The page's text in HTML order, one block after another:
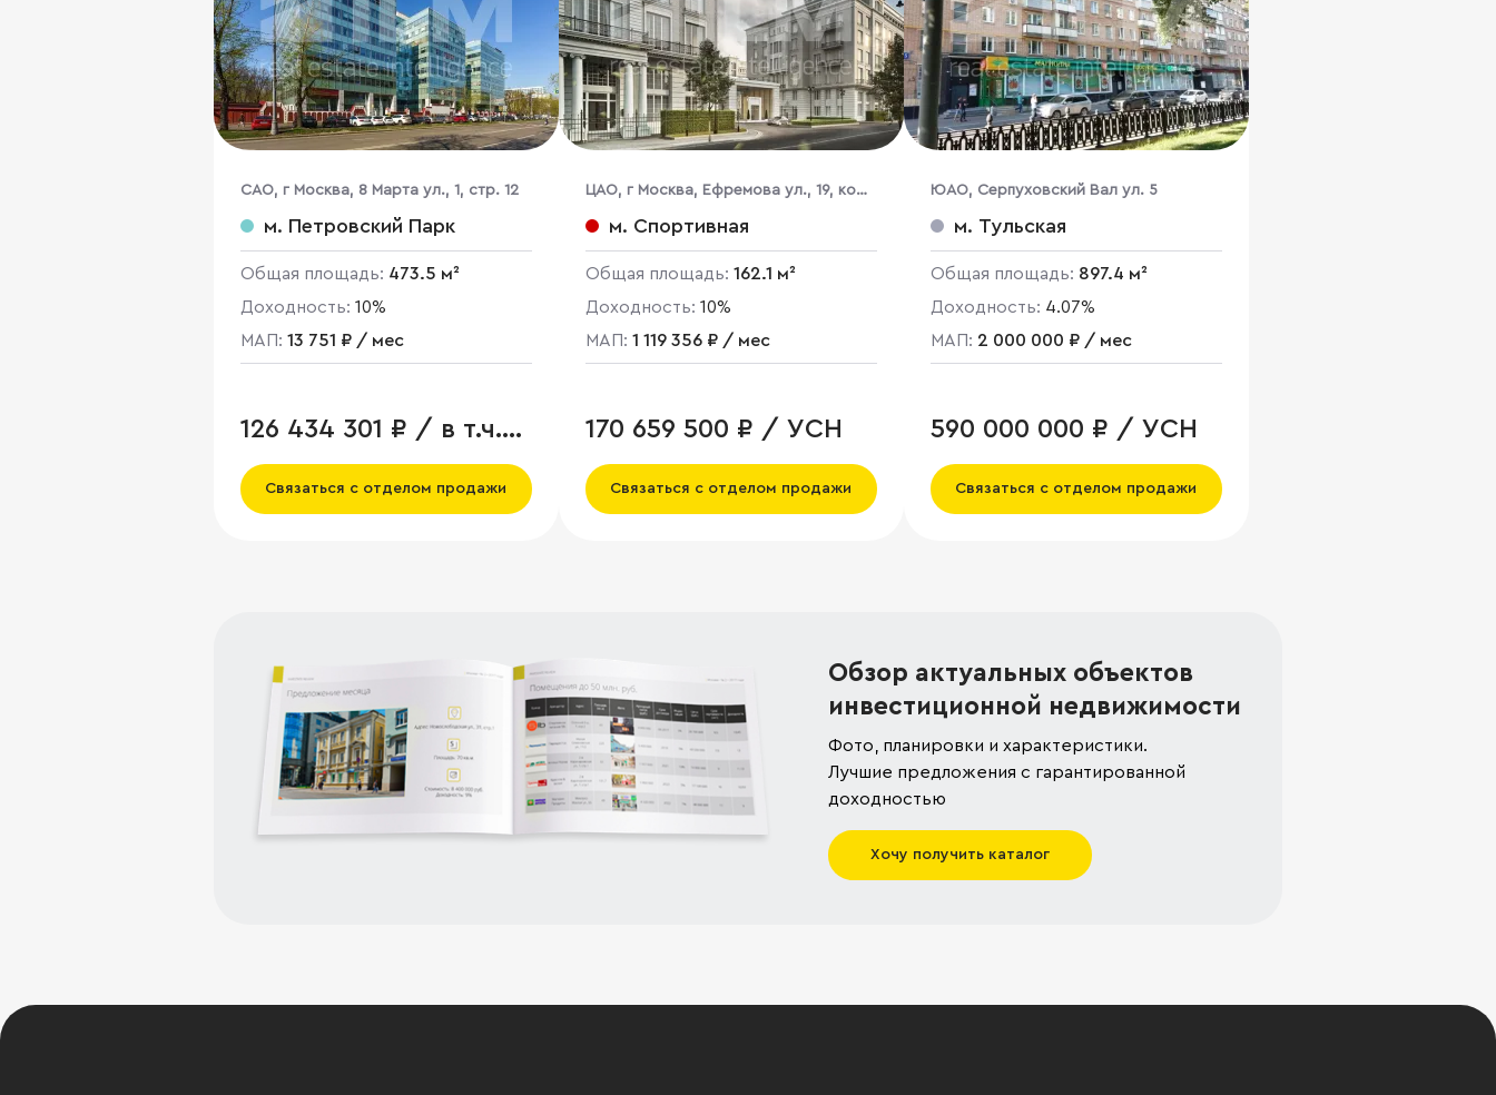
CАО, г Москва, 8 Марта ул., 1, стр. 12
м. Петровский Парк
Общая площадь: 473.5 м²
Доходность: 10%
МАП: 13 751 ₽ / мес
126 434 301 ₽ / в т.ч.
НДС
Связаться с отделом продажи
ЦАО, г Москва, Ефремова ул., 19, кор.
1
м. Спортивная
Общая площадь: 162.1 м²
Доходность: 10%
МАП: 1 119 356 ₽ / мес
170 659 500 ₽ / УСН
Связаться с отделом продажи
ЮАО, Серпуховский Вал ул. 5
м. Тульская
Общая площадь: 897.4 м²
Доходность: 4.07%
МАП: 2 000 000 ₽ / мес
590 000 000 ₽ / УСН
Связаться с отделом продажи
Обзор актуальных объектов
инвестиционной недвижимости
Фото, планировки и характеристики.
Лучшие предложения с гарантированной
доходностью
Хочу получить каталог